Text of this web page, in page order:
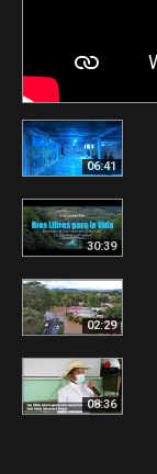
06:41
30:39
02:29
08:36